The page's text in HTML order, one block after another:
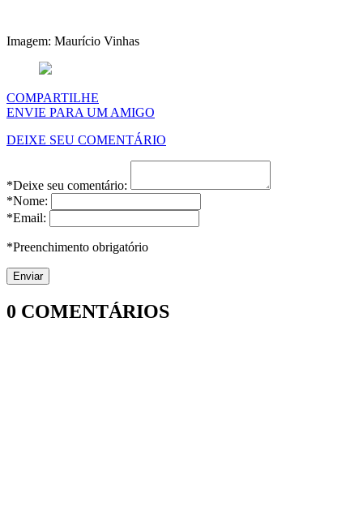
Imagem: Maurício Vinhas
COMPARTILHE
ENVIE PARA UM AMIGO
DEIXE SEU COMENTÁRIO
*Deixe seu comentário:
*Nome:
*Email:
*Preenchimento obrigatório
0 COMENTÁRIOS